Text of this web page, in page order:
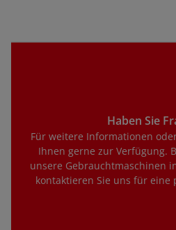
Haben Sie
Für weitere Informationen
Ihnen gerne zur Verfügung.
unsere Gebrauchtmaschinen
kontaktieren Sie uns für eine